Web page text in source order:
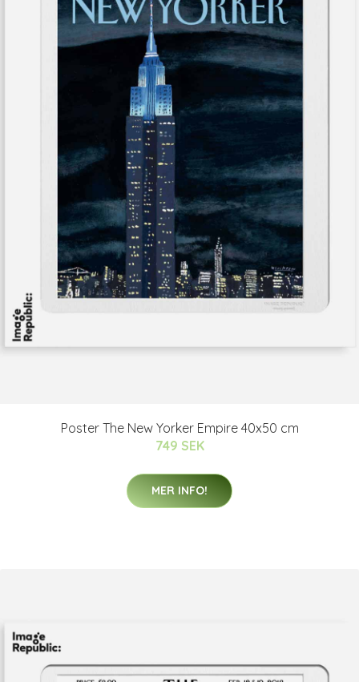
Poster The New Yorker Empire 40x50 cm
749 SEK
MER INFO!